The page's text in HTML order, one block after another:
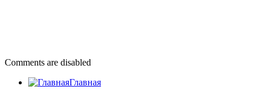
Comments are disabled
Главная